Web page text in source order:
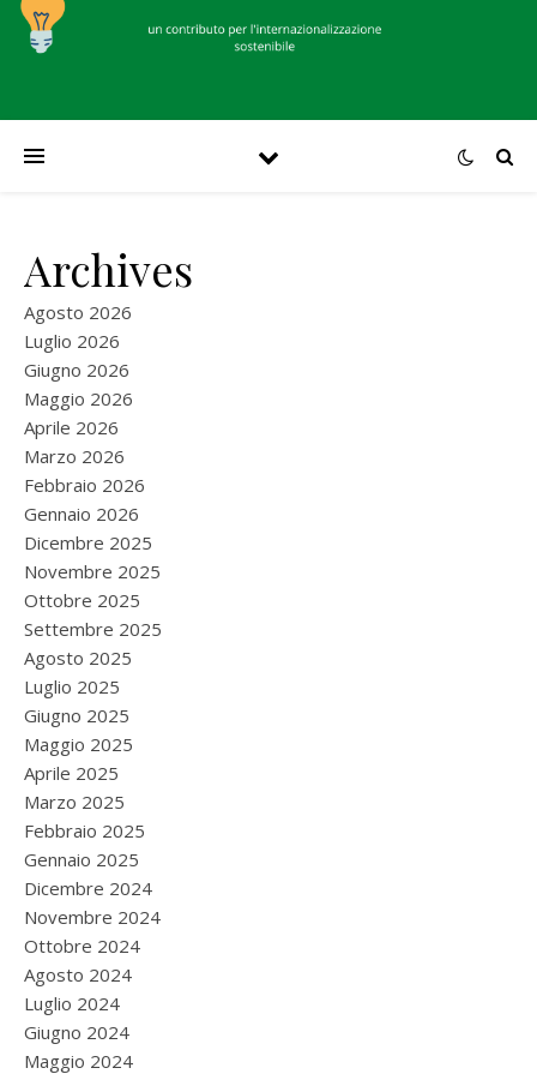
Archives
Agosto 2026
Luglio 2026
Giugno 2026
Maggio 2026
Aprile 2026
Marzo 2026
Febbraio 2026
Gennaio 2026
Dicembre 2025
Novembre 2025
Ottobre 2025
Settembre 2025
Agosto 2025
Luglio 2025
Giugno 2025
Maggio 2025
Aprile 2025
Marzo 2025
Febbraio 2025
Gennaio 2025
Dicembre 2024
Novembre 2024
Ottobre 2024
Agosto 2024
Luglio 2024
Giugno 2024
Maggio 2024